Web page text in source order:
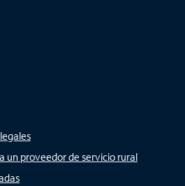
un proveedor de servicio rural